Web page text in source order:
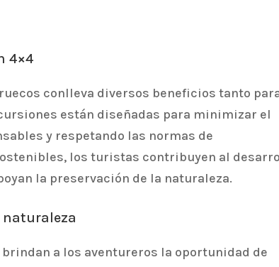
4×4
conlleva diversos beneficios tanto
están diseñadas para minimizar el
y respetando las normas de
los turistas contribuyen al
la preservación de la naturaleza.
naturaleza
a los aventureros la oportunidad de